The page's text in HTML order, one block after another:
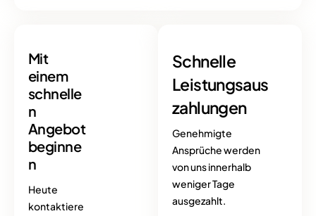
Mit
einem
schnelle
n
Angebot
beginne
n
Heute
kontaktiere
Schnelle
Leistungsaus
zahlungen
Genehmigte
Ansprüche werden
von uns innerhalb
weniger Tage
ausgezahlt.